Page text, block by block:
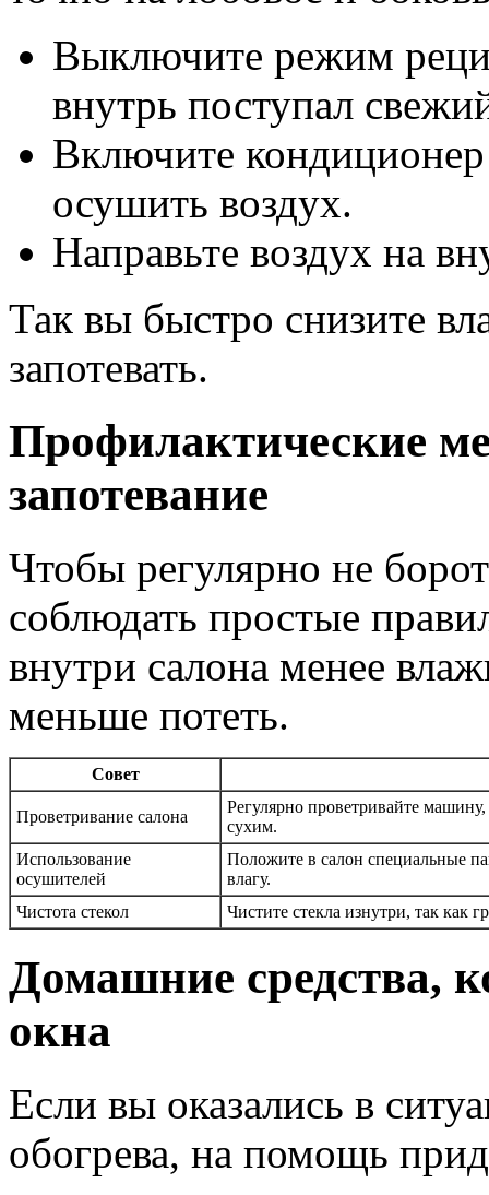
Выключите режим
внутрь поступал
Включите
осушить воздух.
Направьте воздух на
Так вы быстро снизите
запотевать.
Профилактические
запотевание
Чтобы регулярно не
соблюдать простые
внутри салона менее
меньше потеть.
Совет
Проветривание салона
Регулярно проветривайте
сухим.
Использование
осушителей
Положите в салон специальные
влагу.
Чистота стекол
Чистите стекла изнутри, так как
Домашние средства,
окна
Если вы оказались в
обогрева, на помощь